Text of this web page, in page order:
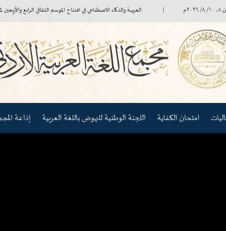
العربية والذكاء الاصطناعي في افتتاح الموسم الثقافي الرابع والأربعين لمجمع
امتحان الكفاية اللجنة الوطنية للنهوض باللغة العربية إذاعة المجمع